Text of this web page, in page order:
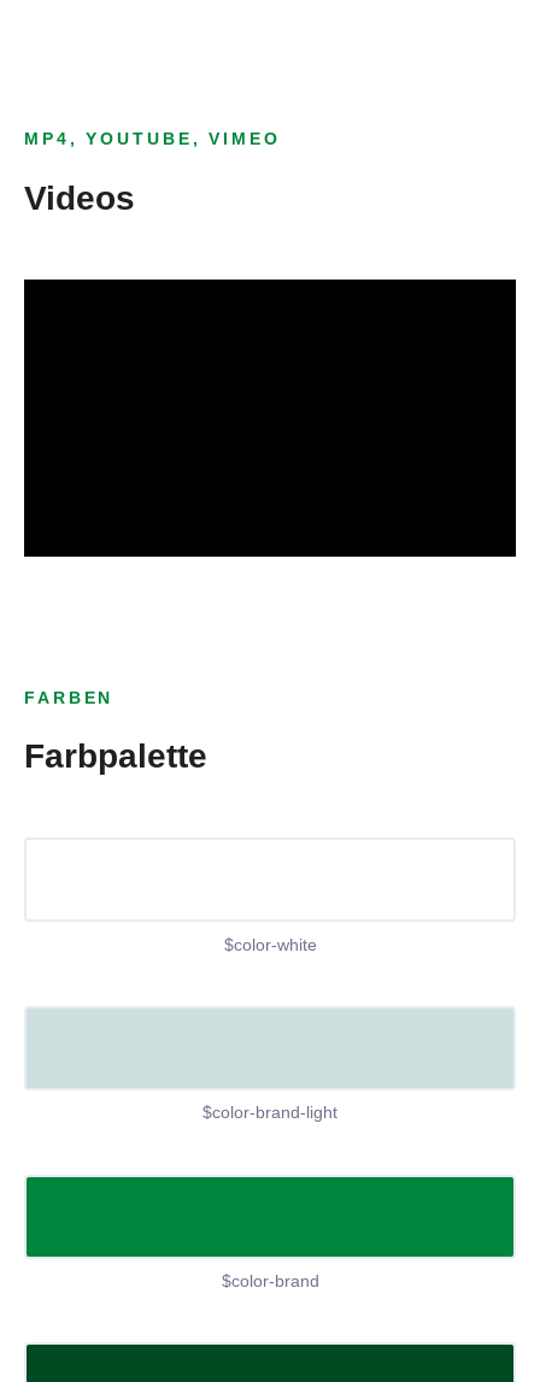
MP4, YOUTUBE, VIMEO
Videos
FARBEN
Farbpalette
$color-white
$color-brand-light
$color-brand